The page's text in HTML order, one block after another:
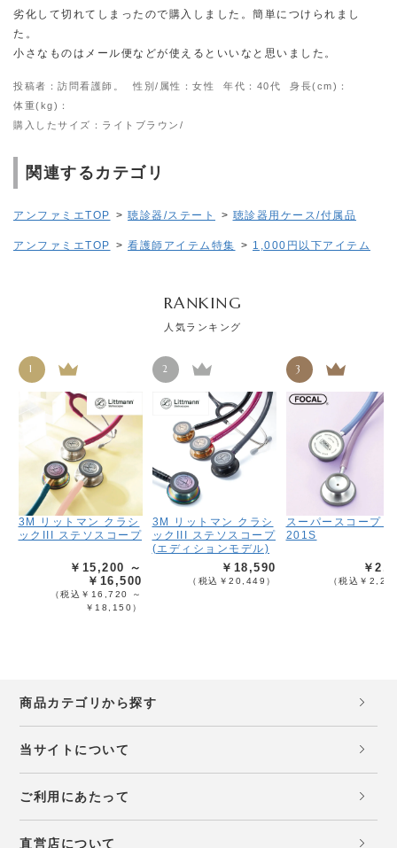
劣化して切れてしまったので購入しました。簡単につけられまし
た。
小さなものはメール便などが使えるといいなと思いました。
投稿者：訪問看護師。 性別/属性：女性 年代：40代
身長(cm)：
体重(kg)：
購入したサイズ：ライトブラウン/
関連するカテゴリ
アンファミエTOP > 聴診器/ステート > 聴診器用ケース/付属品
アンファミエTOP > 看護師アイテム特集 > 1,000円以下アイテム
RANKING
人気ランキング
1
3M リットマン クラシ
ックIII ステソスコープ
￥15,200 ～
￥16,500
（税込￥16,720 ～
￥18,150）
2
3M リットマン クラシ
ックIII ステソスコープ
(エディションモデル)
￥18,590
（税込￥20,449）
3
スーパースコープ
201S
￥
（税込￥
商品カテゴリから探す
当サイトについて
ご利用にあたって
直営店について